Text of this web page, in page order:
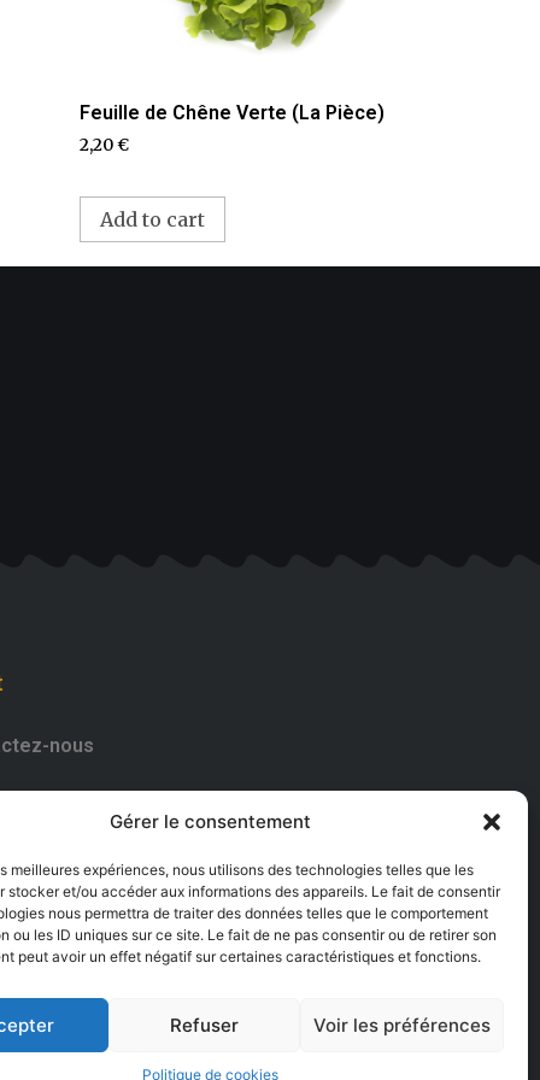
Gérer le consentement
meilleures expériences, nous utilisons des technologies telles que les
stocker et/ou accéder aux informations des appareils. Le fait de consentir
nous permettra de traiter des données telles que le comportement
ou les ID uniques sur ce site. Le fait de ne pas consentir ou de retirer son
peut avoir un effet négatif sur certaines caractéristiques et fonctions.
Refuser Voir les préférences
Politique de cookies
Feuille de Chêne Verte (La Pièce)
2,20€
Add to cart
nous